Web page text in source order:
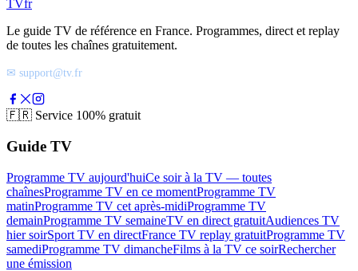
TVfr
Le guide TV de référence en France. Programmes, direct et replay
de toutes les chaînes gratuitement.
✉ support@tv.fr
🇫🇷 Service 100% gratuit
Guide TV
Programme TV aujourd'huiCe soir à la TV — toutes
chaînesProgramme TV en ce momentProgramme TV
matinProgramme TV cet après-midiProgramme TV
demainProgramme TV semaineTV en direct gratuitAudiences TV
hier soirSport TV en directFrance TV replay gratuitProgramme TV
samediProgramme TV dimancheFilms à la TV ce soirRechercher
une émission